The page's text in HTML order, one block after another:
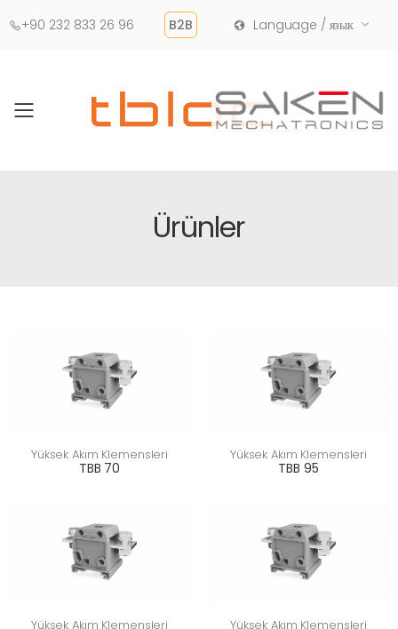
+90 232 833 26 96 B2B Language / язык
Toggle mobile menu
Ürünler
Yüksek Akım Klemensleri
TBB 70
Yüksek Akım Klemensleri
TBB 95
Yüksek Akım Klemensleri Yüksek Akım Klemensleri